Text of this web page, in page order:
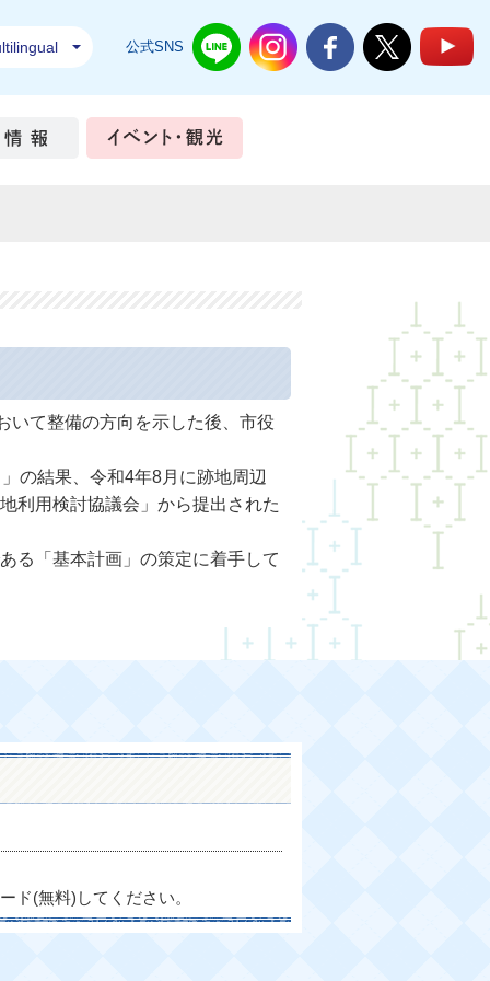
公式SNS 結城市公式LINE結城市公式Instagram
結城市公式Facebook
結城市公式
づくり 市政情報
て整備の方向を示した後、市役
の結果、令和4年8月に跡地周辺
利用検討協議会」から提出された
る「基本計画」の策定に着手して
ド(無料)してください。